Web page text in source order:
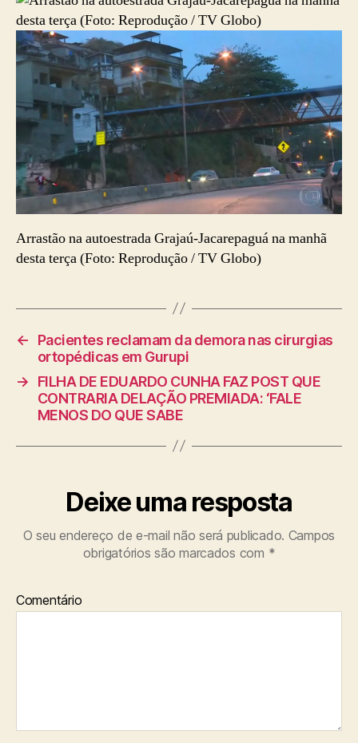
Arrastão na autoestrada Grajaú-Jacarepaguá na manhã
desta terça (Foto: Reprodução / TV Globo)
←
Pacientes reclamam da demora nas cirurgias
ortopédicas em Gurupi
→
FILHA DE EDUARDO CUNHA FAZ POST QUE
CONTRARIA DELAÇÃO PREMIADA: ‘FALE
MENOS DO QUE SABE
Deixe uma resposta
O seu endereço de e-mail não será publicado. Campos
obrigatórios são marcados com *
Comentário